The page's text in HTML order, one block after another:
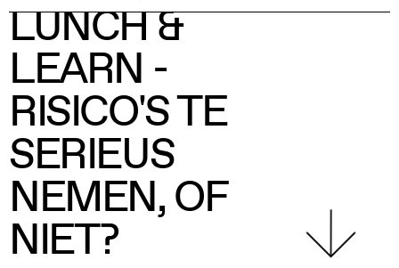
LUNCH &
LEARN -
RISICO'S TE
SERIEUS
NEMEN, OF
NIET?